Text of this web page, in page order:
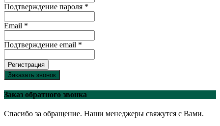
Подтверждение пароля *
Email *
Подтверждение email *
Регистрация
Заказать звонок
Заказ обратного звонка
Спасибо за обращение. Наши менеджеры свяжутся с Вами.